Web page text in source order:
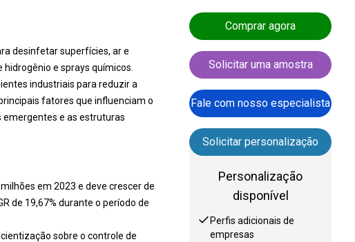
desinfetar superfícies, ar e
e sprays químicos.
industriais para reduzir a
fatores que influenciam o
e as estruturas
em 2023 e deve crescer de
de 19,67% durante o período de
sobre o controle de
Comprar agora
Solicitar uma amostra
Fale com nosso especialista
Solicitar personalização
Personalização
disponível
Perfis adicionais de
empresas